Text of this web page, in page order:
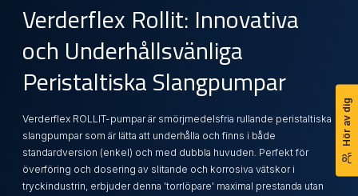
Hör av dig
Verderflex Rollit: Innovativa
och Underhållsvänliga
Peristaltiska Slangpumpar
Verderflex ROLLIT-pumpar är smörjmedelsfria rullande peristaltiska
slangpumpar som är lätta att underhålla och finns i både
standardversion (enkel) och med dubbla huvuden. Perfekt för
överföring och dosering av slitande och korrosiva vätskor i
tryckindustrin, erbjuder denna 'torrlöpare' maximal prestanda utan